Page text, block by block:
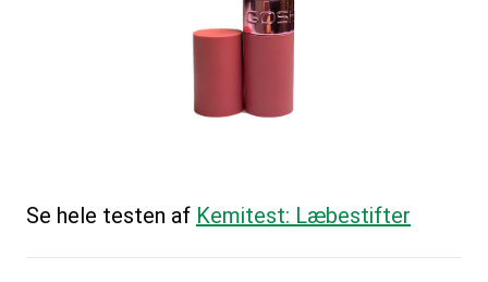
Se hele testen af Kemitest: Læbestifter